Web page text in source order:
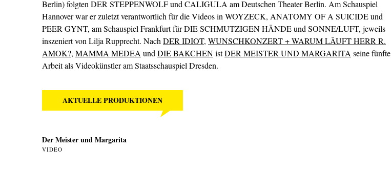
Berlin) folgten DER STEPPENWOLF und CALIGULA am Deutschen Theater Berlin. Am Schauspiel
Hannover war er zuletzt verantwortlich für die Videos in WOYZECK, ANATOMY OF A SUICIDE und
PEER GYNT, am Schauspiel Frankfurt für DIE SCHMUTZIGEN HÄNDE und SONNE/LUFT, jeweils
inszeniert von Lilja Rupprecht. Nach DER IDIOT, WUNSCHKONZERT + WARUM LÄUFT HERR R.
AMOK?, MAMMA MEDEA und DIE BAKCHENistDER MEISTER UND MARGARITA seine fünfte
Arbeit als Videokünstler am Staatsschauspiel Dresden.
AKTUELLE PRODUKTIONEN
Der Meister und Margarita
VIDEO